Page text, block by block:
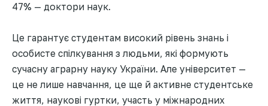
47% — доктори наук.
Це гарантує студентам високий рівень знань і
особисте спілкування з людьми, які формують
сучасну аграрну науку України. Але університет —
це не лише навчання, це ще й активне студентське
життя, наукові гуртки, участь у міжнародних